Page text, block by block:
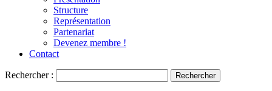
Structure
Représentation
Partenariat
Devenez membre !
Contact
Rechercher :